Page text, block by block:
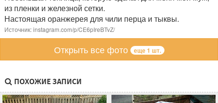
из пленки и железной сетки.
Настоящая оранжерея для чили перца и тыквы.
Источник: instagram.com/p/CE6pIreBTvZ/
Открыть все фото еще 1 шт.
ПОХОЖИЕ ЗАПИСИ